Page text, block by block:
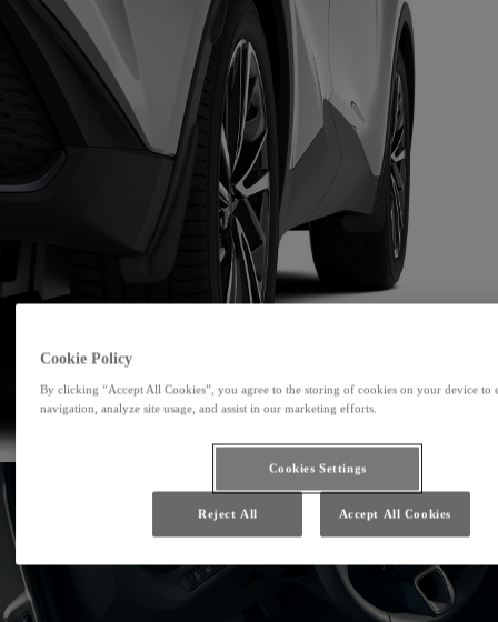
Cookie Policy
By clicking “Accept All Cookies”, you agree to the storing of cookies on your device to
navigation, analyze site usage, and assist in our marketing efforts.
Cookies Settings
Reject All Accept All Cookies